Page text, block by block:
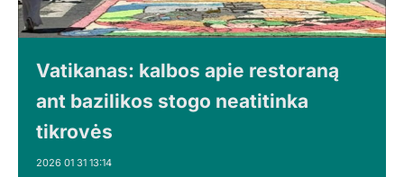
Vatikanas: kalbos apie restoraną
ant bazilikos stogo neatitinka
tikrovės
2026 01 31 13:14